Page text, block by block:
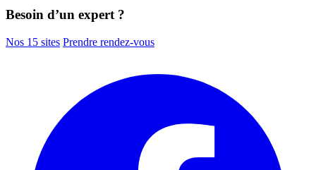
Besoin d’un expert ?
Nos 15 sites Prendre rendez-vous